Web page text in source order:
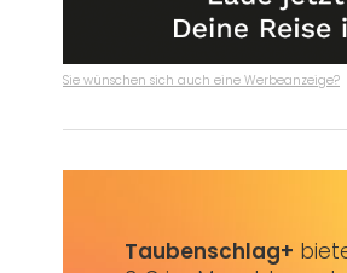
Sie wünschen sich auch eine Werbeanzeige?
Taubenschlag+